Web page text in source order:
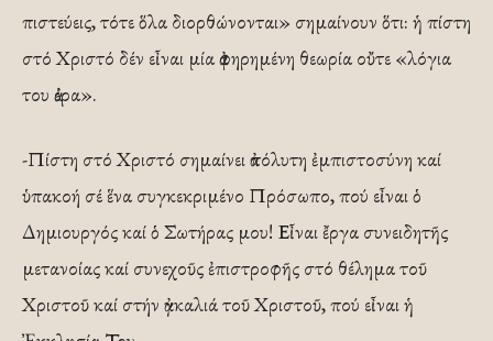
πιστεύεις, τότε ὅλα διορθώνονται» σημαίνουν ὅτι: ἡ πίστη
στό Χριστό δέν εἶναι μία ἀφηρημένη θεωρία οὔτε «λόγια
του ἀέρα».
-Πίστη στό Χριστό σημαίνει ἀπόλυτη ἐμπιστοσύνη καί
ὑπακοή σέ ἕνα συγκεκριμένο Πρόσωπο, πού εἶναι ὁ
Δημιουργός καί ὁ Σωτήρας μου! Εἶναι ἔργα συνειδητῆς
μετανοίας καί συνεχοῦς ἐπιστροφῆς στό θέλημα τοῦ
Χριστοῦ καί στήν ἀγκαλιά τοῦ Χριστοῦ, πού εἶναι ἡ